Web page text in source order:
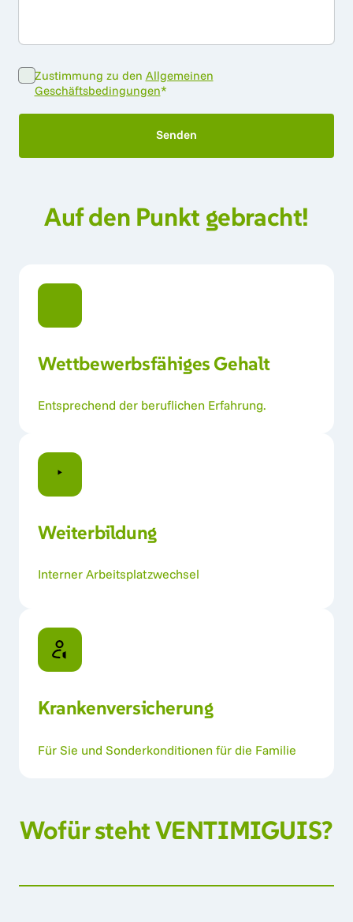
Zustimmung zu den Allgemeinen
Geschäftsbedingungen(opens in new tab)
*
Senden
Auf den Punkt gebracht!
Wettbewerbsfähiges Gehalt
Entsprechend der beruflichen Erfahrung.
Weiterbildung
Interner Arbeitsplatzwechsel
Krankenversicherung
Für Sie und Sonderkonditionen für die Familie
Wofür steht VENTIMIGUIS?